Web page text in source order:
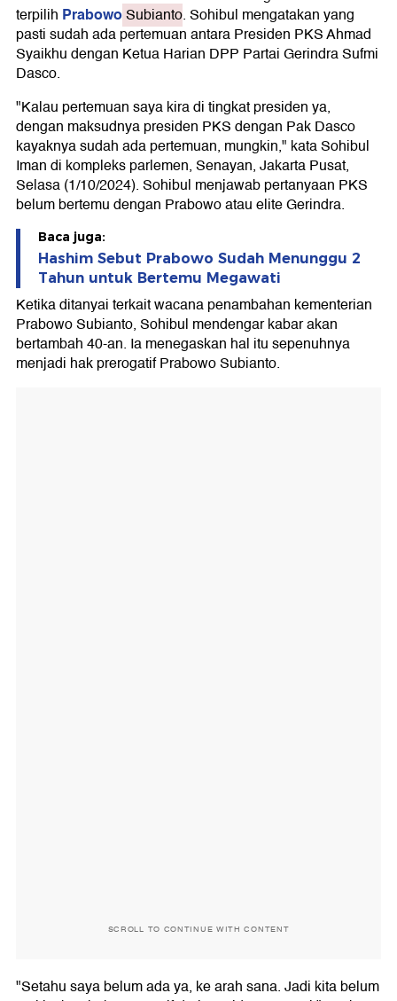
terpilih PrabowoSubianto. Sohibul mengatakan yang
pasti sudah ada pertemuan antara Presiden PKS Ahmad
Syaikhu dengan Ketua Harian DPP Partai Gerindra Sufmi
Dasco.
"Kalau pertemuan saya kira di tingkat presiden ya,
dengan maksudnya presiden PKS dengan Pak Dasco
kayaknya sudah ada pertemuan, mungkin," kata Sohibul
Iman di kompleks parlemen, Senayan, Jakarta Pusat,
Selasa (1/10/2024). Sohibul menjawab pertanyaan PKS
belum bertemu dengan Prabowo atau elite Gerindra.
Baca juga:
Hashim Sebut Prabowo Sudah Menunggu 2
Tahun untuk Bertemu Megawati
Ketika ditanyai terkait wacana penambahan kementerian
Prabowo Subianto, Sohibul mendengar kabar akan
bertambah 40-an. Ia menegaskan hal itu sepenuhnya
menjadi hak prerogatif Prabowo Subianto.
SCROLL TO CONTINUE WITH CONTENT
"Setahu saya belum ada ya, ke arah sana. Jadi kita belum